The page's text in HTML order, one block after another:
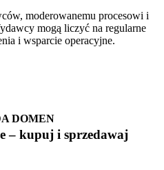
moderowanemu procesowi i
mogą liczyć na regularne
i wsparcie operacyjne.
DOMEN
– kupuj i sprzedawaj